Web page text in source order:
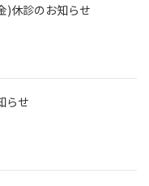
)休診のお知らせ
らせ